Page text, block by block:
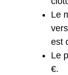
Le
est
Le
€.